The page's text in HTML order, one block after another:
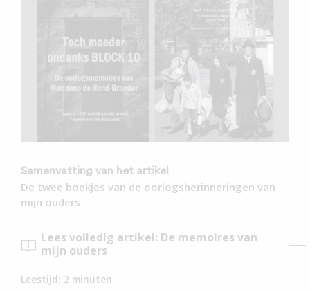
Samenvatting van het artikel
De twee boekjes van de oorlogsherinneringen van
mijn ouders
Lees volledig artikel: De memoires van
mijn ouders
Leestijd: 2 minuten